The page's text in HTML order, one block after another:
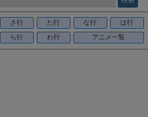
さ行 た行 な行
は行
ら行 わ行 アニメ一覧